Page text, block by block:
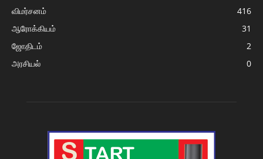
விமர்சனம்
416
ஆரோக்கியம்
31
ஜோதிடம்
2
அரசியல்
0